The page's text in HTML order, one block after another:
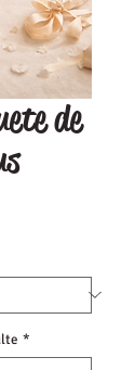
de
*